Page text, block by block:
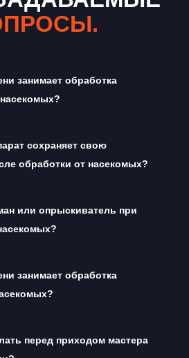
занимает обработка
сохраняет свою
обработки от насекомых?
или опрыскиватель при
занимает обработка
перед приходом мастера